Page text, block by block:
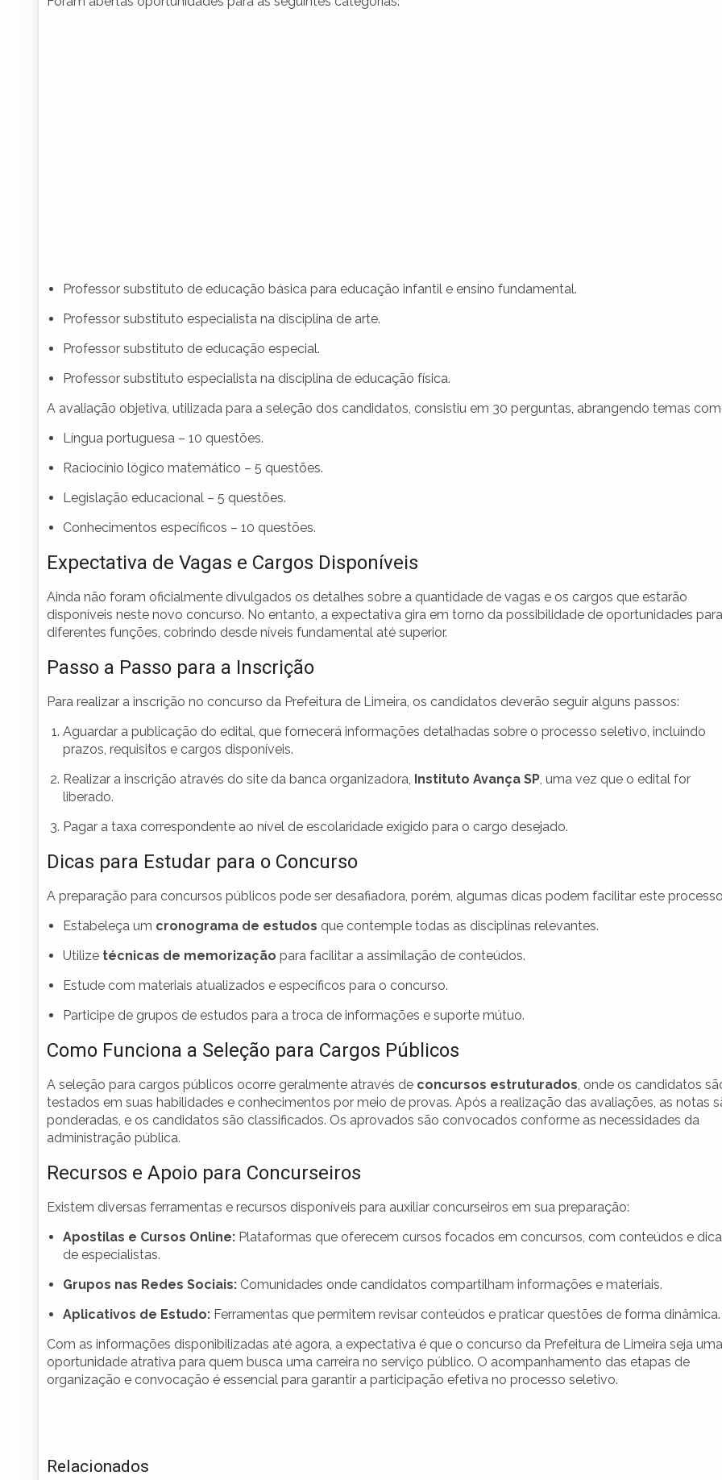
Professor substituto de educação básica para educação infantil e ensino fundamental.
Professor substituto especialista na disciplina de arte.
Professor substituto de educação especial.
Professor substituto especialista na disciplina de educação física.
A avaliação objetiva, utilizada para a seleção dos candidatos, consistiu em 30 perguntas, abrangendo temas
Língua portuguesa – 10 questões.
Raciocínio lógico matemático – 5 questões.
Legislação educacional – 5 questões.
Conhecimentos específicos – 10 questões.
Expectativa de Vagas e Cargos Disponíveis
Ainda não foram oficialmente divulgados os detalhes sobre a quantidade de vagas e os cargos que estarão
disponíveis neste novo concurso. No entanto, a expectativa gira em torno da possibilidade de oportunidades para
diferentes funções, cobrindo desde níveis fundamental até superior.
Passo a Passo para a Inscrição
Para realizar a inscrição no concurso da Prefeitura de Limeira, os candidatos deverão seguir alguns passos:
Aguardar a publicação do edital, que fornecerá informações detalhadas sobre o processo seletivo, incluindo
prazos, requisitos e cargos disponíveis.
Realizar a inscrição através do site da banca organizadora, Instituto Avança SP, uma vez que o edital for
liberado.
Pagar a taxa correspondente ao nível de escolaridade exigido para o cargo desejado.
Dicas para Estudar para o Concurso
A preparação para concursos públicos pode ser desafiadora, porém, algumas dicas podem facilitar este
Estabeleça um cronograma de estudos que contemple todas as disciplinas relevantes.
Utilize técnicas de memorização para facilitar a assimilação de conteúdos.
Estude com materiais atualizados e específicos para o concurso.
Participe de grupos de estudos para a troca de informações e suporte mútuo.
Como Funciona a Seleção para Cargos Públicos
A seleção para cargos públicos ocorre geralmente através de concursos estruturados, onde os candidatos
testados em suas habilidades e conhecimentos por meio de provas. Após a realização das avaliações, as notas
ponderadas, e os candidatos são classificados. Os aprovados são convocados conforme as necessidades da
administração pública.
Recursos e Apoio para Concurseiros
Existem diversas ferramentas e recursos disponíveis para auxiliar concurseiros em sua preparação:
Apostilas e Cursos Online: Plataformas que oferecem cursos focados em concursos, com conteúdos e
de especialistas.
Grupos nas Redes Sociais: Comunidades onde candidatos compartilham informações e materiais.
Aplicativos de Estudo: Ferramentas que permitem revisar conteúdos e praticar questões de forma dinâmica.
Com as informações disponibilizadas até agora, a expectativa é que o concurso da Prefeitura de Limeira seja uma
oportunidade atrativa para quem busca uma carreira no serviço público. O acompanhamento das etapas de
organização e convocação é essencial para garantir a participação efetiva no processo seletivo.
Relacionados